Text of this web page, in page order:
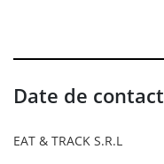
Date de contact
EAT & TRACK S.R.L